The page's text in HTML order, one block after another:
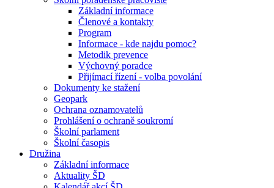
Základní informace
Členové a kontakty
Program
Informace - kde najdu pomoc?
Metodik prevence
Výchovný poradce
Přijímací řízení - volba povolání
Dokumenty ke stažení
Geopark
Ochrana oznamovatelů
Prohlášení o ochraně soukromí
Školní parlament
Školní časopis
Družina
Základní informace
Aktuality ŠD